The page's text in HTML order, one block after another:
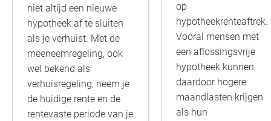
niet altijd een nieuwe
hypotheek af te sluiten
als je verhuist. Met de
meeneemregeling, ook
wel bekend als
verhuisregeling, neem je
de huidige rente en de
rentevaste periode van je
op
hypotheekrenteaftrek.
Vooral mensen met
een aflossingsvrije
hypotheek kunnen
daardoor hogere
maandlasten krijgen
als hun